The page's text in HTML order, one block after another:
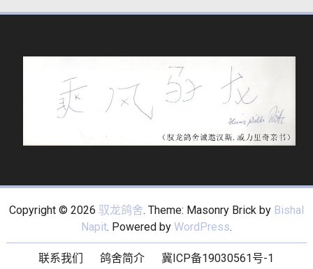
Copyright © 2026 驭龙鸽舍. Theme: Masonry Brick by Bishal
Napit. Powered by WordPress.
联系我们 鸽舍简介 冀ICP备19030561号-1